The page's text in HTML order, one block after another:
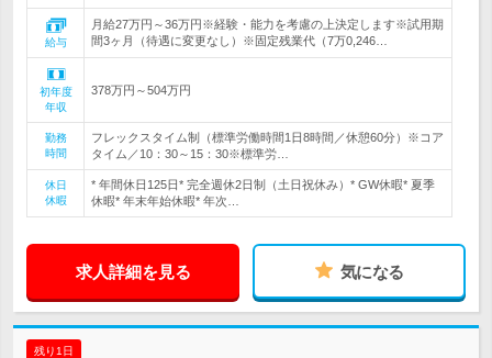
給与
月給27万円～36万円※経験・能力を考慮の上決定します※試用期
間3ヶ月（待遇に変更なし）※固定残業代（7万0,246…
初年度
年収
378万円～504万円
勤務
時間
フレックスタイム制（標準労働時間1日8時間／休憩60分）※コア
タイム／10：30～15：30※標準労…
休日
休暇
* 年間休日125日* 完全週休2日制（土日祝休み）* GW休暇* 夏季
休暇* 年末年始休暇* 年次…
求人詳細を見る 気になる
残り1日